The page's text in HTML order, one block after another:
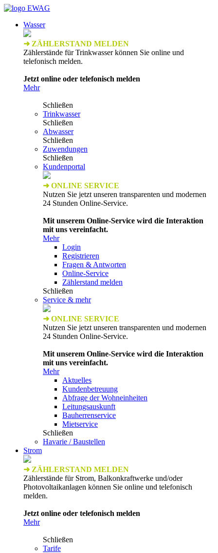
Wasser
➜ ZÄHLERSTAND MELDEN
Zählerstände für Trinkwasser können Sie online und
telefonisch melden.
Jetzt online oder telefonisch melden
Mehr
Schließen
Trinkwasser
Schließen
Abwasser
Schließen
Zuwendungen
Schließen
Kundenportal
➜ ONLINE SERVICE
Nutzen Sie jetzt unseren transparenten und modernen
24 Stunden Online-Service.
Mit unserem Online-Service wird die Interaktion
mit uns vereinfacht.
Mehr
Login
Registrieren
Fragen & Antworten
Online-Service
Zählerstand melden
Schließen
Service & mehr
➜ ONLINE SERVICE
Nutzen Sie jetzt unseren transparenten und modernen
24 Stunden Online-Service.
Mit unserem Online-Service wird die Interaktion
mit uns vereinfacht.
Mehr
Aktuelles
Kundenbetreuung
Abfrage der Wohneinheiten
Leitungsauskunft
Bauherrenservice
Mietservice
Schließen
Havarie / Baustellen
Strom
➜ ZÄHLERSTAND MELDEN
Zählerstände für Strom, Balkonkraftwerke und/oder
Photovoltaikanlagen können Sie online und telefonisch
melden.
Jetzt online oder telefonisch melden
Mehr
Schließen
Tarife